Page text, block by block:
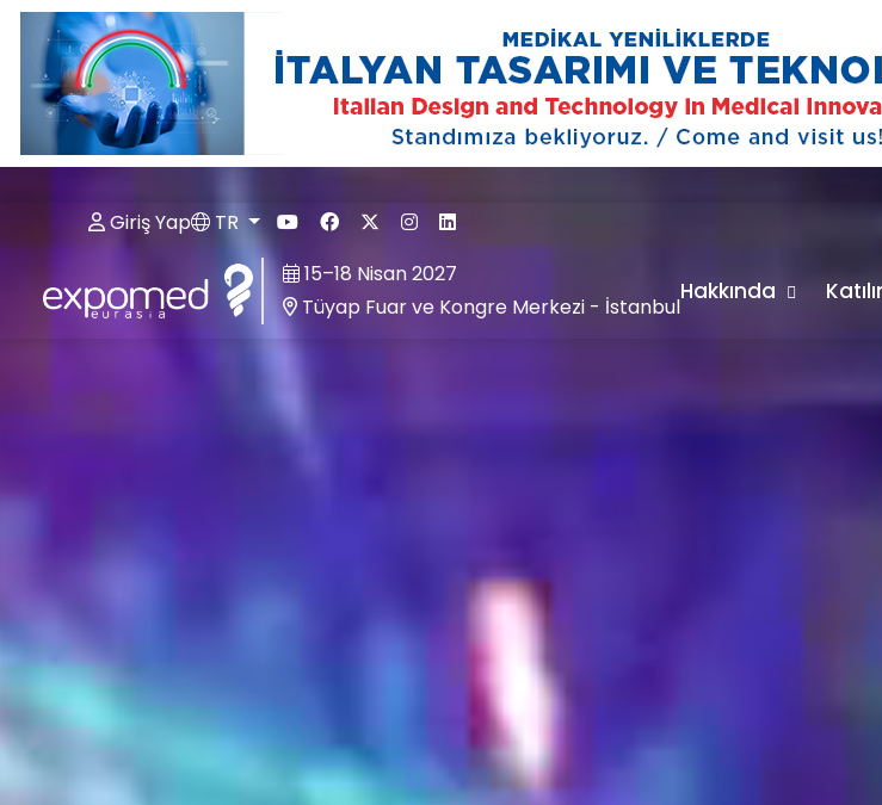
Giriş Yap
TR
15–18 Nisan 2027
Tüyap Fuar ve Kongre Merkezi - İstanbul
Hakkında